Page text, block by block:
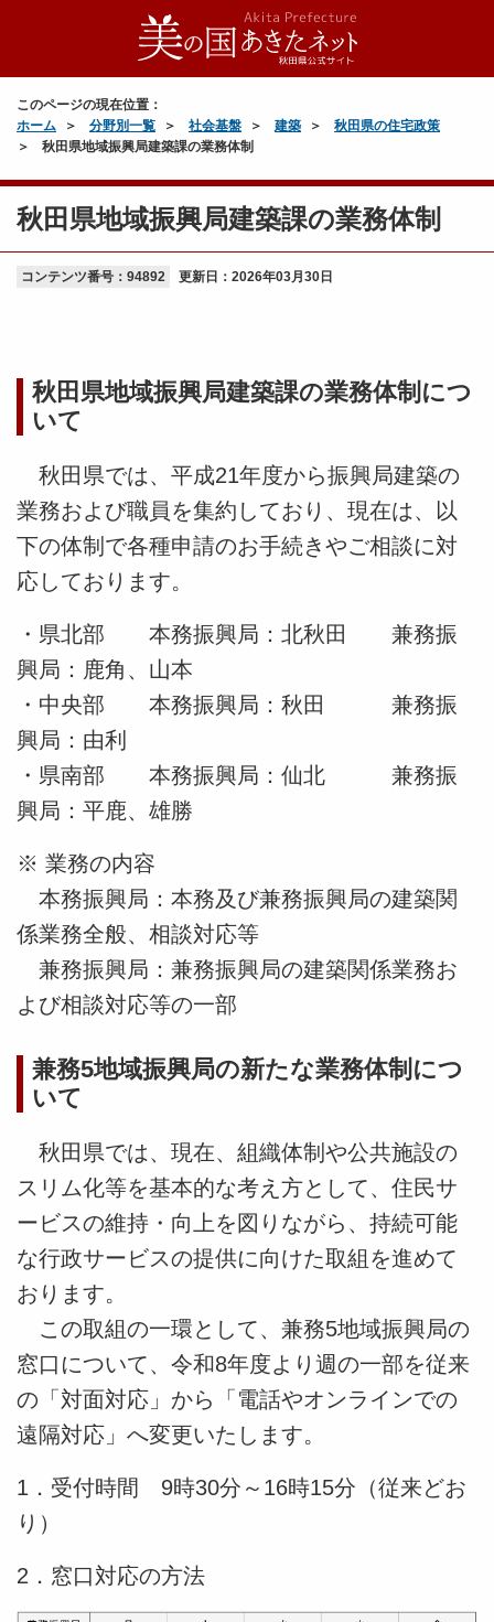
このページの現在位置：
ホーム
分野別一覧 社会基盤 建築
秋田県の住宅政策
秋田県地域振興局建築課の業務体制
秋田県地域振興局建築課の業務体制
コンテンツ番号：94892 更新日： 2026年03月30日
秋田県地域振興局建築課の業務体制につ
いて
秋田県では、平成21年度から振興局建築の
業務および職員を集約しており、現在は、以
下の体制で各種申請のお手続きやご相談に対
応しております。
・県北部 本務振興局：北秋田 兼務振
興局：鹿角、山本
・中央部 本務振興局：秋田 兼務振
興局：由利
・県南部 本務振興局：仙北 兼務振
興局：平鹿、雄勝
※ 業務の内容
本務振興局：本務及び兼務振興局の建築関
係業務全般、相談対応等
兼務振興局 ： 兼務振興局の建築関係業務お
よび相談対応等の一部
兼務5地域振興局の新たな業務体制につ
いて
秋田県では、現在、組織体制や公共施設の
スリム化等を基本的な考え方として、住民サ
ービスの維持・向上を図りながら、持続可能
な行政サービスの提供に向けた取組を進めて
おります。
この取組の一環として、兼務5地域振興局の
窓口について、令和8年度より週の一部を従来
の「対面対応」から「電話やオンラインでの
遠隔対応」へ変更いたします。
1．受付時間 9時30分～16時15分（従来どお
り）
2．窓口対応の方法